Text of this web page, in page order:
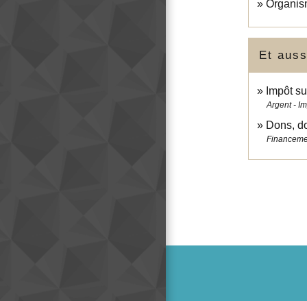
Et
Impôt
Argent -
Dons,